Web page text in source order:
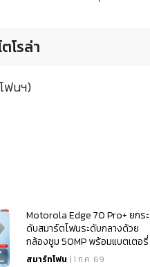
โรล่า
ฟนฯ)
Motorola Edge 70 Pro+ ยกระ
ดับสมาร์ตโฟนระดับกลางด้วย
กล้องซูม 50MP พร้อมแบตเตอรี่
6,500mAh ในงบไม่ถึง 20,000
สมาร์ทโฟน | 1 ก.ค. 69